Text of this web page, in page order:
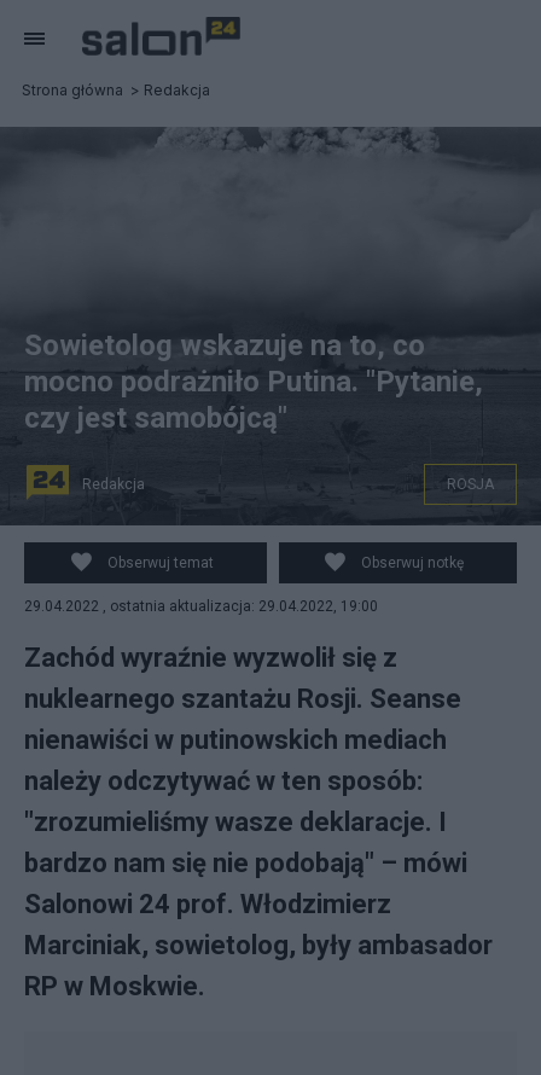
Strona główna Redakcja
Zachód przestał się bać szntażu nuklearnego Rosji. Fot.
Pixabay
Sowietolog wskazuje na to, co
mocno podrażniło Putina. "Pytanie,
czy jest samobójcą"
Redakcja ROSJA
Obserwuj temat Obserwuj notkę
29.04.2022 , ostatnia aktualizacja: 29.04.2022, 19:00
Zachód wyraźnie wyzwolił się z
nuklearnego szantażu Rosji. Seanse
nienawiści w putinowskich mediach
należy odczytywać w ten sposób:
"zrozumieliśmy wasze deklaracje. I
bardzo nam się nie podobają" – mówi
Salonowi 24 prof. Włodzimierz
Marciniak, sowietolog, były ambasador
RP w Moskwie.